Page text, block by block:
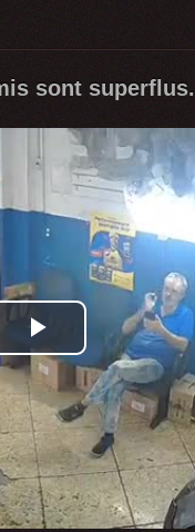
sont superflus.
Play
Video